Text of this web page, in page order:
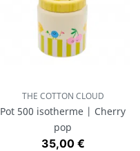
THE COTTON CLOUD
Pot 500 isotherme | Cherry
pop
Prix
35,00 €